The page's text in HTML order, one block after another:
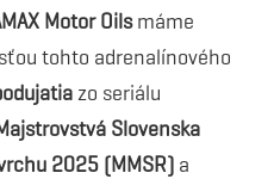
Motor Oilsmáme
tohto adrenalínového
zo seriálu
Slovenska
2025 (MMSR) a